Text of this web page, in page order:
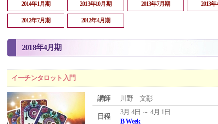
2014年1月期 2013年10月期 2013年7月期 2013
2012年7月期 2012年4月期
2018年4月期
イーチンタロット入門
講師 川野 文彰
日程
3月 4日 ～ 4月 1日
B Week